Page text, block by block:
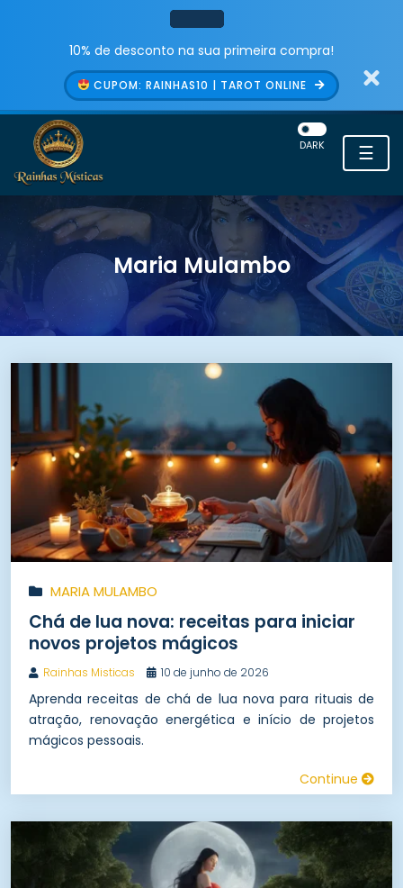
10% de desconto na sua primeira compra!
CUPOM: RAINHAS10 | TAROT ONLINE
☰
DARK
Maria Mulambo
MARIA MULAMBO
Chá de lua nova: receitas para iniciar
novos projetos mágicos
Rainhas Misticas 10 de junho de 2026
Aprenda receitas de chá de lua nova para rituais de
atração, renovação energética e início de projetos
mágicos pessoais.
Continue